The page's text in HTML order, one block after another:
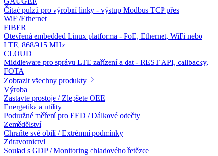
Čítač pulzů pro výrobní linky - výstup Modbus TCP přes
WiFi/Ethernet
FIBER
Otevřená embedded Linux platforma - PoE, Ethernet, WiFi nebo
LTE, 868/915 MHz
CLOUD
Middleware pro správu LTE zařízení a dat - REST API, callbacky,
FOTA
Zobrazit všechny produkty
Výroba
Zastavte prostoje / Zlepšete OEE
Energetika a utility
Podružné měření pro EED / Dálkové odečty
Zemědělství
Chraňte své obilí / Extrémní podmínky
Zdravotnictví
Soulad s GDP / Monitoring chladového řetězce